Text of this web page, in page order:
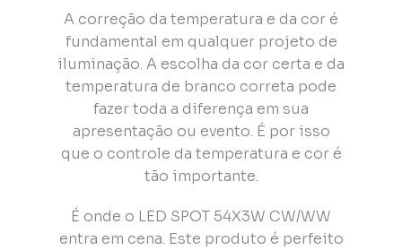
A correção da temperatura e da cor é
fundamental em qualquer projeto de
iluminação. A escolha da cor certa e da
temperatura de branco correta pode
fazer toda a diferença em sua
apresentação ou evento. É por isso
que o controle da temperatura e cor é
tão importante.
É onde o LED SPOT 54X3W CW/WW
entra em cena. Este produto é perfeito